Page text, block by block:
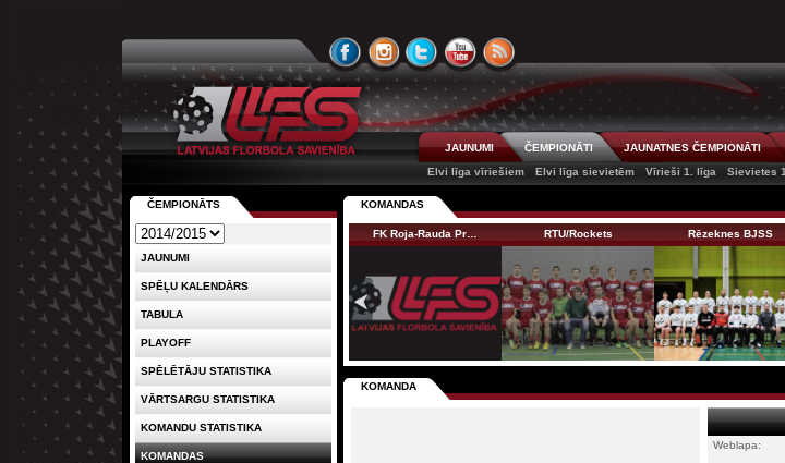
JAUNUMI ČEMPIONĀTI JAUNATNES ČEMPIONĀTI
Elvi līga vīriešiem
Elvi līga sievietēm Vīrieši 1. līga Sievietes
KOMANDAS
FK Roja-Rauda Pr… RTU/Rockets Rēzeknes BJSS
KOMANDA
Weblapa:
ČEMPIONĀTS
JAUNUMI
SPĒĻU KALENDĀRS
TABULA
PLAYOFF
SPĒLĒTĀJU STATISTIKA
VĀRTSARGU STATISTIKA
KOMANDU STATISTIKA
KOMANDAS